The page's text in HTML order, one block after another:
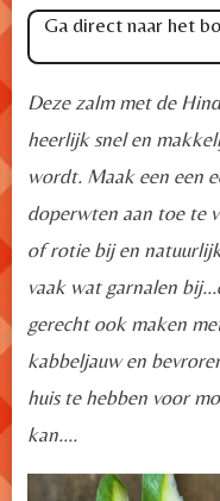
Ga direct naar het
Deze zalm met de
heerlijk snel en
wordt. Maak een een
doperwten aan toe te
of rotie bij en
vaak wat garnalen
gerecht ook maken
kabbeljauw en
huis te hebben voor
kan....